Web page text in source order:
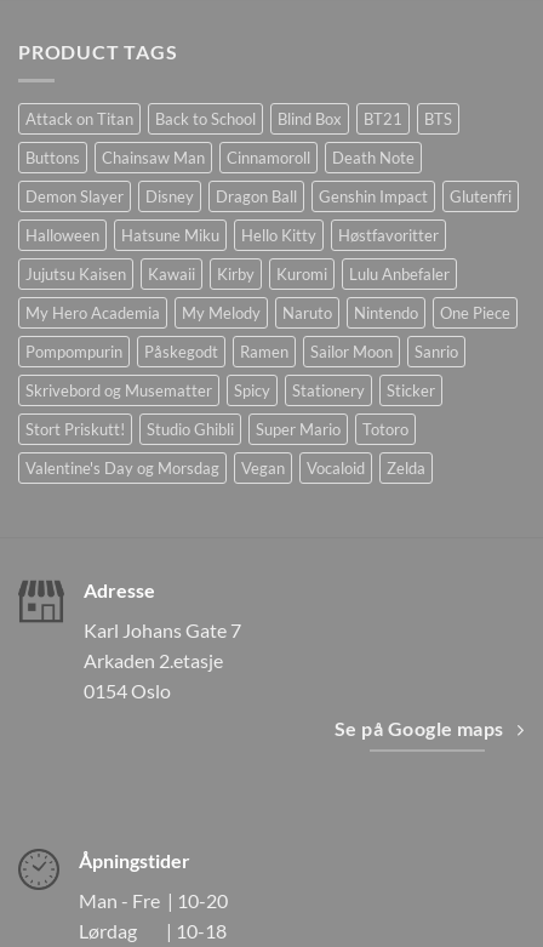
PRODUCT TAGS
Attack on Titan Back to School Blind Box BT21
BTS
Buttons
Chainsaw Man Cinnamoroll
Death Note
Demon Slayer
Disney Dragon Ball Genshin Impact
Glutenfri
Halloween
Hatsune Miku Hello Kitty
Høstfavoritter
Jujutsu Kaisen
Kawaii Kirby Kuromi
Lulu Anbefaler
My Hero Academia
My Melody Naruto Nintendo
One Piece
Pompompurin
Påskegodt Ramen Sailor Moon
Sanrio
Skrivebord og Musematter
Spicy Stationery
Sticker
Stort Priskutt!
Studio Ghibli Super Mario
Totoro
Valentine's Day og Morsdag
Vegan Vocaloid Zelda
Adresse
Karl Johans Gate 7
Arkaden 2.etasje
0154 Oslo
Se på Google maps
Åpningstider
Man - Fre | 10-20
Lørdag | 10-18